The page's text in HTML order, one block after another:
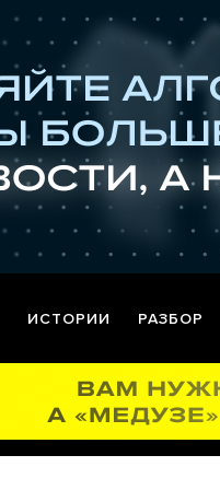
ИСТОРИИ РАЗБОР